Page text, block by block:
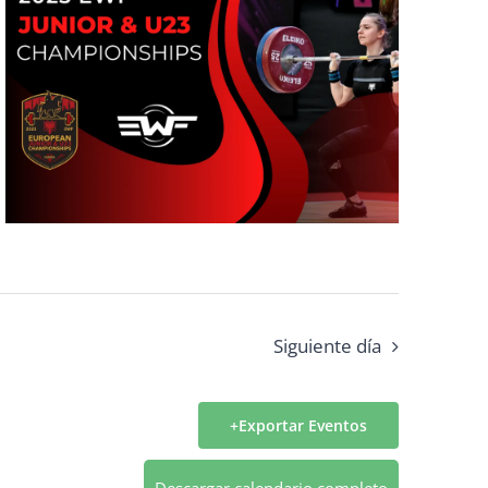
Siguiente día
Exportar Eventos